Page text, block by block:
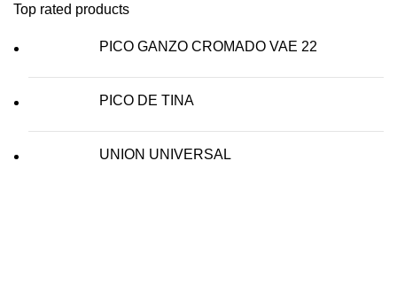
Top rated products
PICO GANZO CROMADO VAE 22
PICO DE TINA
UNION UNIVERSAL